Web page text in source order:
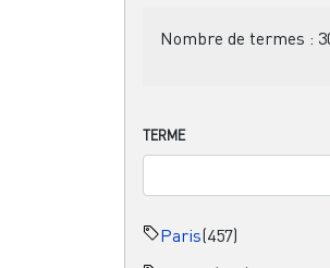
Nombre de termes :
TERME
Paris(457)